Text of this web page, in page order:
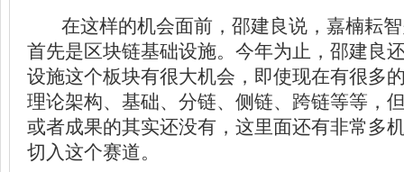
在这样的机会面前，邵建良说，嘉楠耘
首先是区块链基础设施。今年为止，邵建良
设施这个板块有很大机会，即使现在有很多
理论架构、基础、分链、侧链、跨链等等，
或者成果的其实还没有，这里面还有非常多
切入这个赛道。